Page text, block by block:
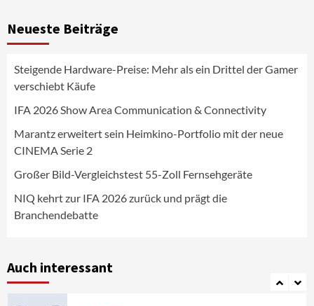
Neueste Beiträge
Steigende Hardware-Preise: Mehr als ein Drittel der Gamer
verschiebt Käufe
IFA 2026 Show Area Communication & Connectivity
Marantz erweitert sein Heimkino-Portfolio mit der neue
CINEMA Serie 2
Großer Bild-Vergleichstest 55-Zoll Fernsehgeräte
NIQ kehrt zur IFA 2026 zurück und prägt die
Branchendebatte
Auch interessant
4
Fernsehgeräte
5
NIQ kehrt zur IFA 2026 zurück und prägt
die Branchendebatte
6
Aktuell
CHERRY baut Vertriebsteam in
7
Klimageräte und Ventilatoren